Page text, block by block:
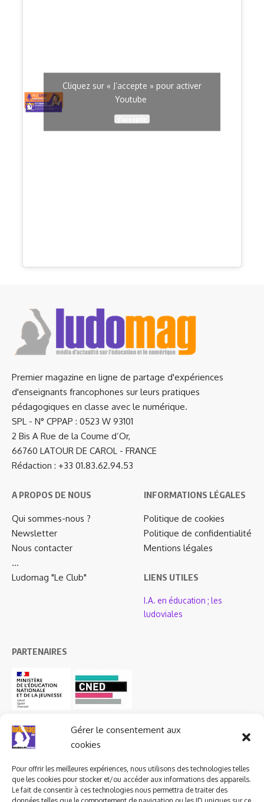
Gérer le consentement aux
cookies
Pour offrir les meilleures expériences, nous utilisons des technologies telles
que les cookies pour stocker et/ou accéder aux informations des appareils.
Le fait de consentir à ces technologies nous permettra de traiter des
Cliquez sur « J’accepte » pour activer
Youtube
Premier magazine en ligne de partage d'expériences
d'enseignants francophones sur leurs pratiques
pédagogiques en classe avec le numérique.
SPL - N° CPPAP : 0523 W 93101
2 Bis A Rue de la Coume d’Or,
66760 LATOUR DE CAROL - FRANCE
Rédaction : +33 01.83.62.94.53
A PROPOS DE NOUS
Qui sommes-nous ?
Newsletter
Nous contacter
…
Ludomag "Le Club"
INFORMATIONS LÉGALES
Politique de cookies
Politique de confidentialité
Mentions légales
LIENS UTILES
I.A. en éducation ; les
ludoviales
PARTENAIRES